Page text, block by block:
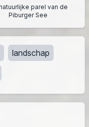
parel van de
Piburger See
landschap